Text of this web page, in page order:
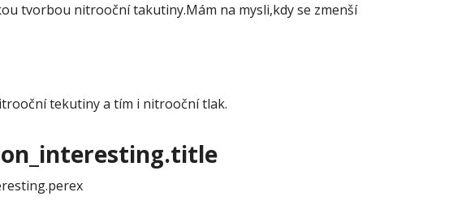
tvorbou nitrooční takutiny.Mám na mysli,kdy se zmenší
tekutiny a tím i nitrooční tlak.